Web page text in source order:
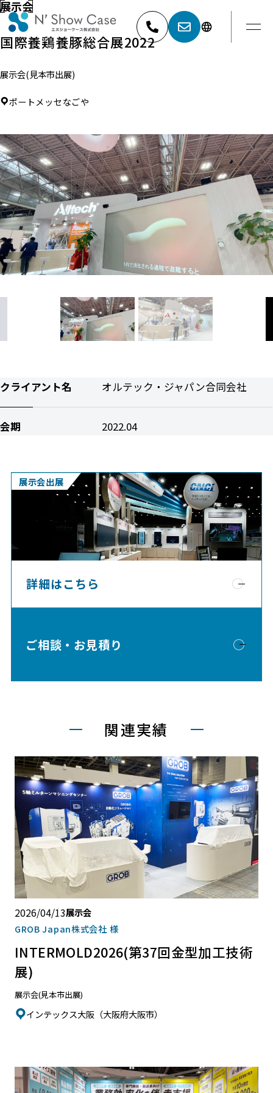
展示会
国際養鶏養豚総合展2022
展示会(見本市出展)
ポートメッセなごや
クライアント名 オルテック・ジャパン合同会社
会期 2022.04
展示会出展
詳細はこちら
ご相談・お見積り
関連実績
2026/04/13展示会
GROB Japan株式会社 様
INTERMOLD2026(第37回金型加工技術
展)
展示会(見本市出展)
インテックス大阪（大阪府大阪市）